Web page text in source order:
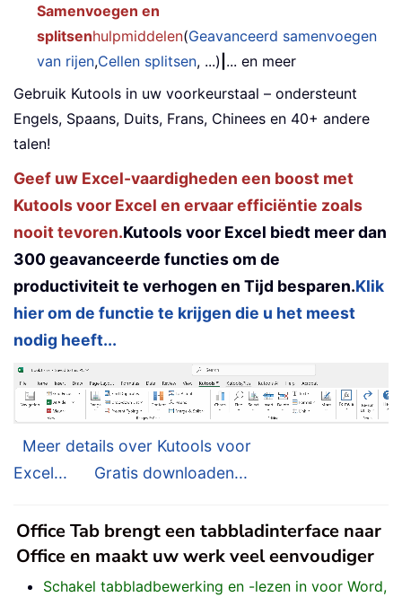
Samenvoegen en
splitsenhulpmiddelen(Geavanceerd samenvoegen
van rijen,Cellen splitsen, ...) ... en meer
Gebruik Kutools in uw voorkeurstaal – ondersteunt
Engels, Spaans, Duits, Frans, Chinees en 40+ andere
talen!
Geef uw Excel-vaardigheden een boost met
Kutools voor Excel en ervaar efficiëntie zoals
nooit tevoren.Kutools voor Excel biedt meer dan
300 geavanceerde functies om de
productiviteit te verhogen en Tijd besparen.Klik
hier om de functie te krijgen die u het meest
nodig heeft...
Meer details over Kutools voor
Excel...
Gratis downloaden...
Office Tab brengt een tabbladinterface naar
Office en maakt uw werk veel eenvoudiger
Schakel tabbladbewerking en -lezen in voor Word,